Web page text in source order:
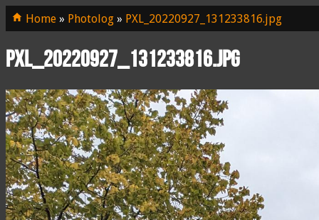
Home » Photolog » PXL_20220927_131233816.jpg
PXL_20220927_131233816.jpg